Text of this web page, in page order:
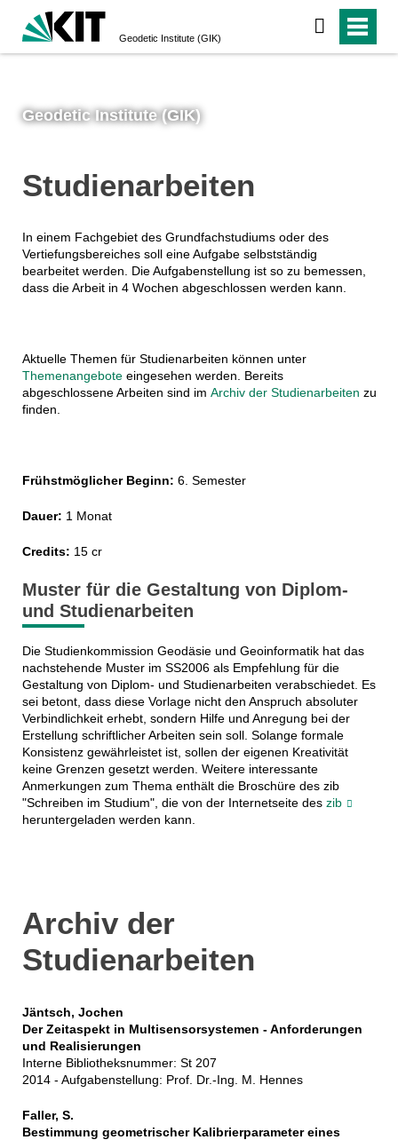
Geodetic Institute (GIK)
Geodetic Institute (GIK)
Studienarbeiten
In einem Fachgebiet des Grundfachstudiums oder des
Vertiefungsbereiches soll eine Aufgabe selbstständig
bearbeitet werden. Die Aufgabenstellung ist so zu bemessen,
dass die Arbeit in 4 Wochen abgeschlossen werden kann.
Aktuelle Themen für Studienarbeiten können unter
Themenangeboteeingesehen werden. Bereits
abgeschlossene Arbeiten sind im Archiv der Studienarbeiten zu
finden.
Frühstmöglicher Beginn: 6. Semester
Dauer: 1 Monat
Credits: 15 cr
Muster für die Gestaltung von Diplom-
und Studienarbeiten
Die Studienkommission Geodäsie und Geoinformatik hat das
nachstehende Muster im SS2006 als Empfehlung für die
Gestaltung von Diplom- und Studienarbeiten verabschiedet. Es
sei betont, dass diese Vorlage nicht den Anspruch absoluter
Verbindlichkeit erhebt, sondern Hilfe und Anregung bei der
Erstellung schriftlicher Arbeiten sein soll. Solange formale
Konsistenz gewährleistet ist, sollen der eigenen Kreativität
keine Grenzen gesetzt werden. Weitere interessante
Anmerkungen zum Thema enthält die Broschüre des zib
"Schreiben im Studium", die von der Internetseite des zib
heruntergeladen werden kann.
Archiv der
Studienarbeiten
Jäntsch, Jochen
Der Zeitaspekt in Multisensorsystemen - Anforderungen
und Realisierungen
Interne Bibliotheksnummer: St 207
2014 - Aufgabenstellung: Prof. Dr.-Ing. M. Hennes
Faller, S.
Bestimmung geometrischer Kalibrierparameter eines